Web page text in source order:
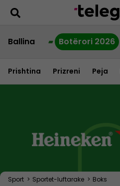
Ballina Botërori 2026
Prishtina Prizreni Peja
Sport > Sportet-luftarake > Boks